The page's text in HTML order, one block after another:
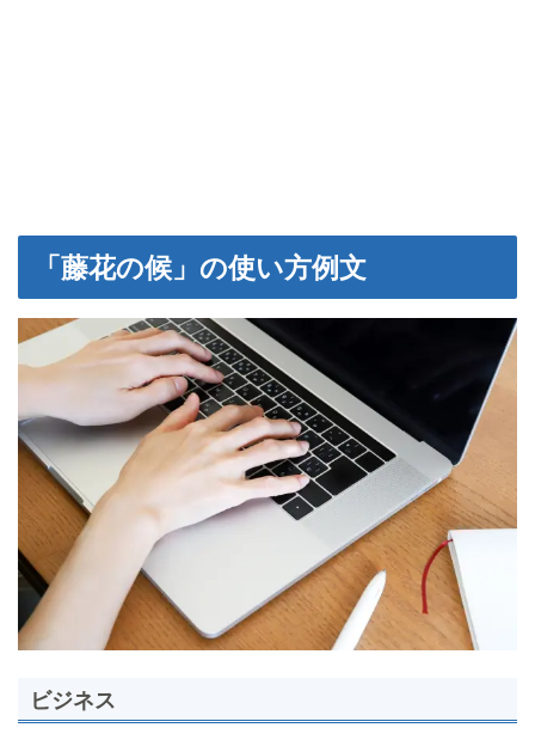
「藤花の候」の使い方例文
ビジネス